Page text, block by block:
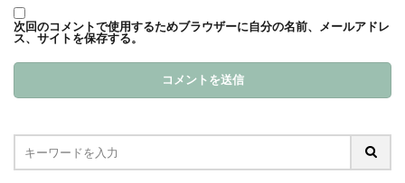
次回のコメントで使用するためブラウザーに自分の名前、メールアドレ
ス、サイトを保存する。